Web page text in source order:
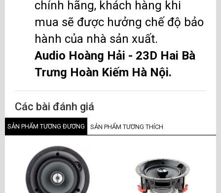
chính hãng, khách hàng khi
mua sẽ được hưởng chế độ bảo
hành của nhà sản xuất.
Audio Hoàng Hải - 23D Hai Bà
Trưng Hoàn Kiếm Hà Nội.
Các bài đánh giá
SẢN PHẨM TƯƠNG ĐƯƠNG SẢN PHẨM TƯƠNG THÍCH